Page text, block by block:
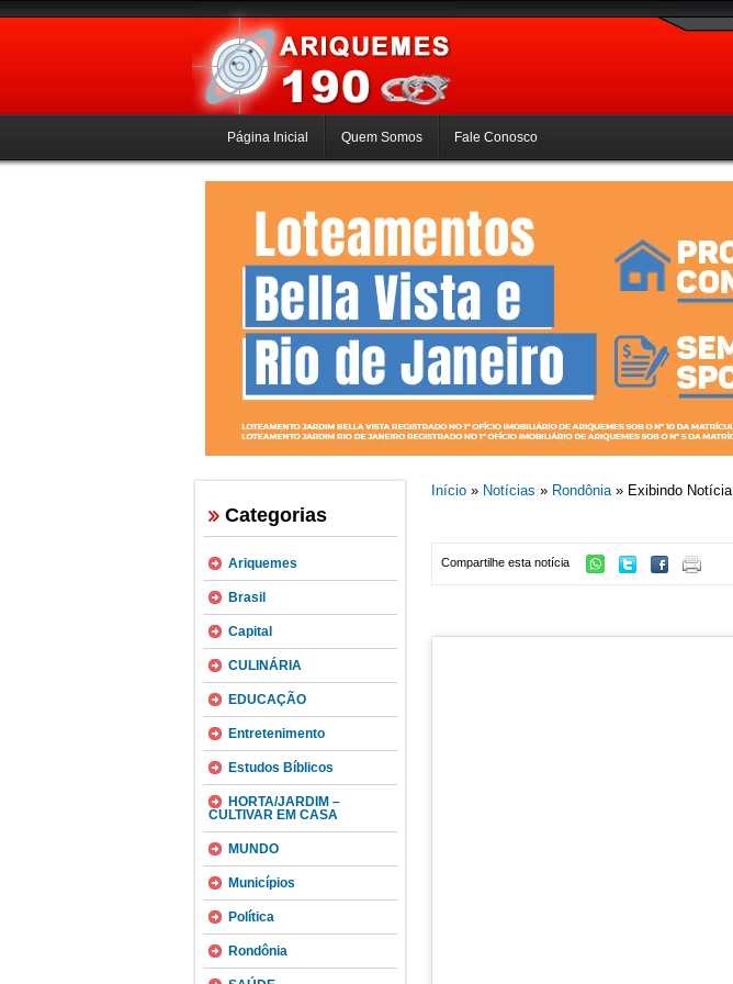
Página Inicial Quem Somos Fale Conosco
Categorias
Ariquemes
Brasil
Capital
CULINÁRIA
EDUCAÇÃO
Entretenimento
Estudos Bíblicos
HORTA/JARDIM –
CULTIVAR EM CASA
MUNDO
Municípios
Política
Rondônia
Início» Notícias » Rondônia» Exibindo Notícia
Compartilhe esta notícia